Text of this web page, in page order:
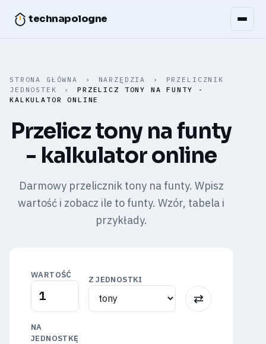
technapologne
STRONA GŁÓWNA › NARZĘDZIA ›
PRZELICZNIK
JEDNOSTEK
›
PRZELICZ TONY NA FUNTY -
KALKULATOR ONLINE
Przelicz tony na funty
- kalkulator online
Darmowy przelicznik tony na funty. Wpisz
wartość i zobacz ile to funty. Wzór, tabela i
przykłady.
WARTOŚĆ
Z JEDNOSTKI
⇅
NA
JEDNOSTKĘ